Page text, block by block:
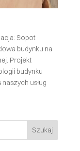
Sopot
budynku na
Projekt
budynku
usług